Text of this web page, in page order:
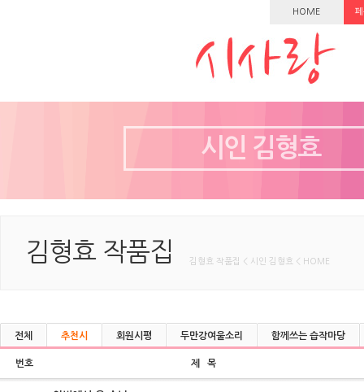
HOME
시인 김형효
김형효 작품집 김형효 작품집 < 시인 김형효 < HOME
전체 추천시 회원시평 두만강여울소리 함께쓰는 습작마당
번호 제 목